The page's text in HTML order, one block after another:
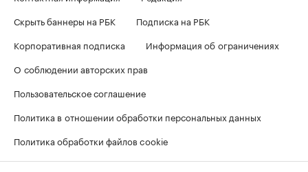
Скрыть баннеры на РБК
Подписка на РБК
Корпоративная подписка
Информация об ограничениях
О соблюдении авторских прав
Пользовательское соглашение
Политика в отношении обработки персональных данных
Политика обработки файлов cookie